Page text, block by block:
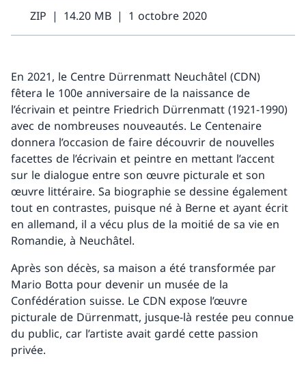
ZIP
14.20 MB 1 octobre 2020
En 2021, le Centre Dürrenmatt Neuchâtel (CDN)
fêtera le 100e anniversaire de la naissance de
l’écrivain et peintre Friedrich Dürrenmatt (1921-1990)
avec de nombreuses nouveautés. Le Centenaire
donnera l’occasion de faire découvrir de nouvelles
facettes de l’écrivain et peintre en mettant l’accent
sur le dialogue entre son œuvre picturale et son
œuvre littéraire. Sa biographie se dessine également
tout en contrastes, puisque né à Berne et ayant écrit
en allemand, il a vécu plus de la moitié de sa vie en
Romandie, à Neuchâtel.
Après son décès, sa maison a été transformée par
Mario Botta pour devenir un musée de la
Confédération suisse. Le CDN expose l’œuvre
picturale de Dürrenmatt, jusque-là restée peu connue
du public, car l’artiste avait gardé cette passion
privée.